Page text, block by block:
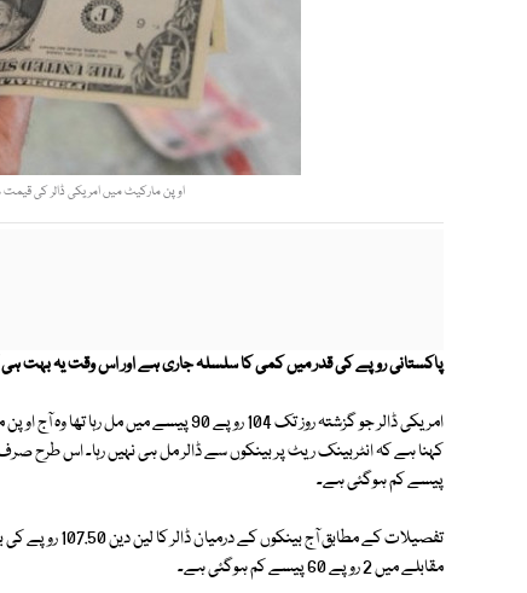
اوپن مارکیٹ میں امریکی ڈالر کی قیمت صرف ایک دن کے دوران
پاکستانی روپے کی قدر میں کمی کا سلسلہ جاری ہے اور اس وقت یہ بہت ہی
پیسے کم ہوگئی ہے۔
تفصیلات کے
مقابلے میں 2 روپے 60 پیسے کم ہوگئی ہے۔